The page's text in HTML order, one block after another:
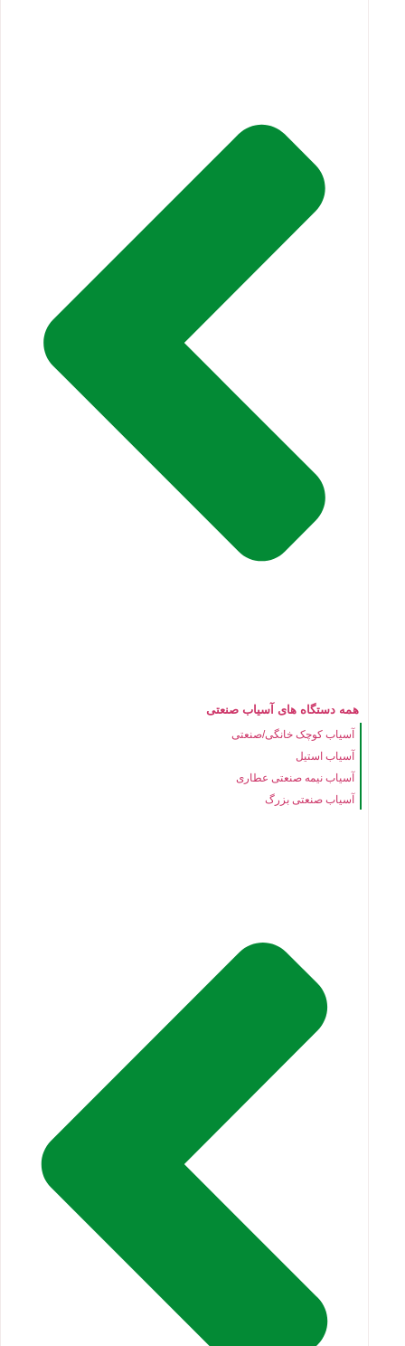
همه دستگاه های آسیاب صنعتی
آسیاب کوچک خانگی/صنعتی
آسیاب استیل
آسیاب نیمه صنعتی عطاری
آسیاب صنعتی بزرگ